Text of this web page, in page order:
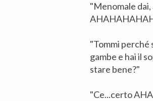
"Menomale
"Tommi perché
gambe e hai il
stare bene?"
"Ce...certo